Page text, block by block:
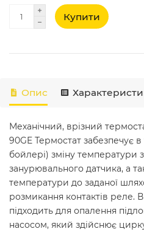
Купити
Опис
Механічний, врізний
90GE Термостат забезпечує
бойлері) зміну температури
занурювального датчика, а
температури до заданої
розмикання контактів
підходить для опалення
насосом, який здійснює